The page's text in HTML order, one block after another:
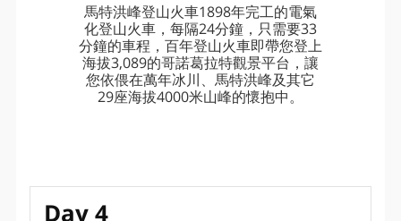
馬特洪峰登山火車1898年完工的電氣
化登山火車，每隔24分鐘，只需要33
分鐘的車程，百年登山火車即帶您登上
海拔3,089的哥諾葛拉特觀景平台，讓
您依偎在萬年冰川、馬特洪峰及其它
29座海拔4000米山峰的懷抱中。
Day 4